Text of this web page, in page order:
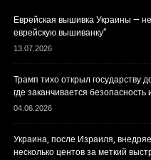
Еврейская вышивка Украины —
еврейскую вышиванку”
13.07.2026
Трамп тихо открыл
где заканчивается
04.06.2026
Украина, после Израиля,
несколько центов за меткий